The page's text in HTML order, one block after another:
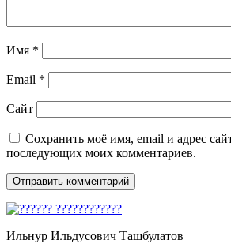
Имя *
Email *
Сайт
Сохранить моё имя, email и адрес
последующих моих комментариев.
Ильнур Ильдусович Ташбулатов